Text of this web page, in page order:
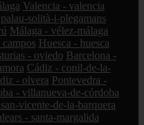
Valencia - valencia
solità-i-plegamans
Málaga - vélez-málaga
Huesca - huesca
- oviedo Barcelona -
Cádiz - conil-de-la-
- olvera Pontevedra -
- villanueva-de-córdoba
vicente-de-la-barquera
- santa-margalida